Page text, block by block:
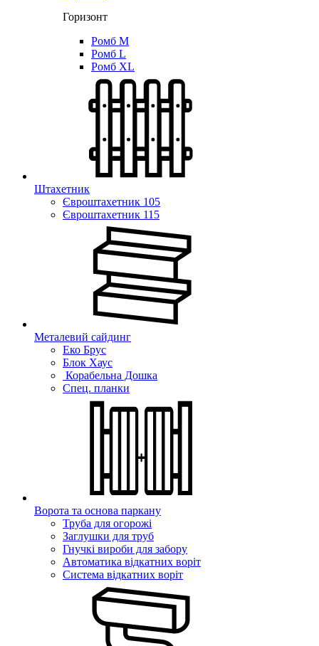
Горизонт
Ромб M
Ромб L
Ромб XL
Штахетник
Євроштахетник 105
Євроштахетник 115
Металевий сайдинг
Еко Брус
Блок Хаус
Корабельна Дошка
Спец. планки
Ворота та основа паркану
Труба для огорожі
Заглушки для труб
Гнучкі вироби для забору
Автоматика відкатних воріт
Система відкатних воріт